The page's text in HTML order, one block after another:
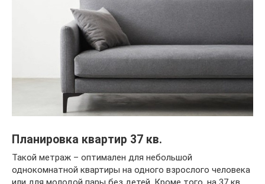
Планировка квартир 37 кв.
Такой метраж – оптимален для небольшой
однокомнатной квартиры на одного взрослого человека